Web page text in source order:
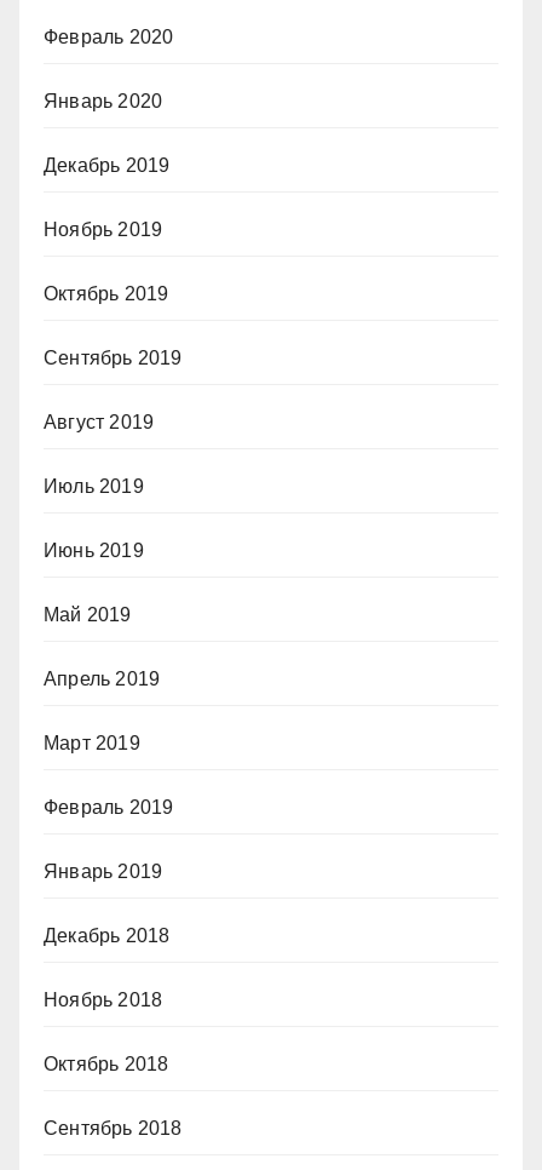
Февраль 2020
Январь 2020
Декабрь 2019
Ноябрь 2019
Октябрь 2019
Сентябрь 2019
Август 2019
Июль 2019
Июнь 2019
Май 2019
Апрель 2019
Март 2019
Февраль 2019
Январь 2019
Декабрь 2018
Ноябрь 2018
Октябрь 2018
Сентябрь 2018